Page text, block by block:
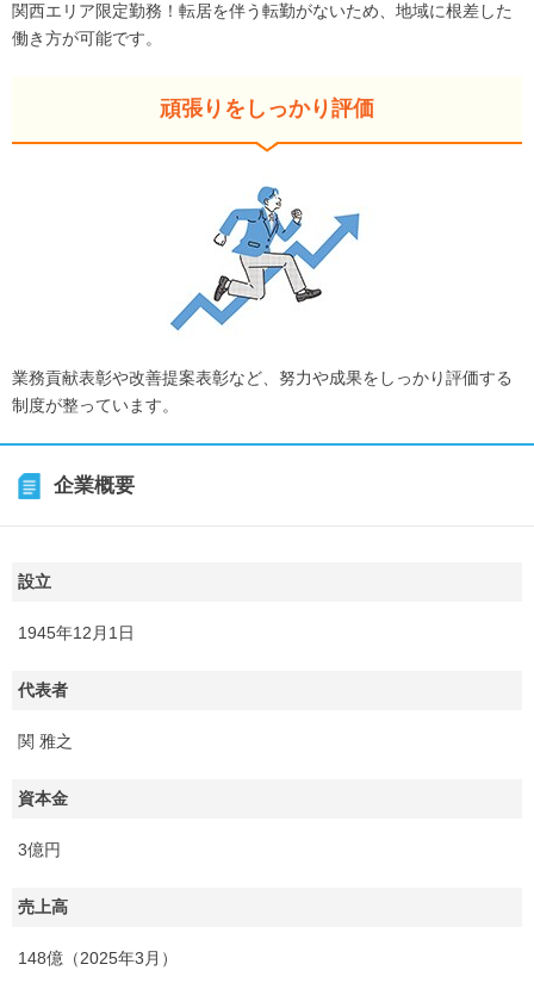
関西エリア限定勤務！転居を伴う転勤がないため、地域に根差した
働き方が可能です。
頑張りをしっかり評価
業務貢献表彰や改善提案表彰など、努力や成果をしっかり評価する
制度が整っています。
企業概要
設立
1945年12月1日
代表者
関 雅之
資本金
3億円
売上高
148億（2025年3月）